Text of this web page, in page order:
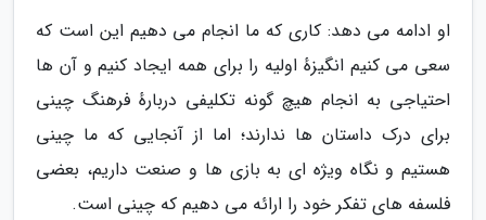
او ادامه می دهد: کاری که ما انجام می دهیم این است که
سعی می کنیم انگیزهٔ اولیه را برای همه ایجاد کنیم و آن ها
احتیاجی به انجام هیچ گونه تکلیفی دربارهٔ فرهنگ چینی
برای درک داستان ها ندارند؛ اما از آنجایی که ما چینی
هستیم و نگاه ویژه ای به بازی ها و صنعت داریم، بعضی
فلسفه های تفکر خود را ارائه می دهیم که چینی است.